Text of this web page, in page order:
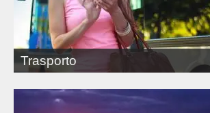
Trasporto